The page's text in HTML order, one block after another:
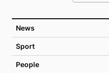
News
Sport
People